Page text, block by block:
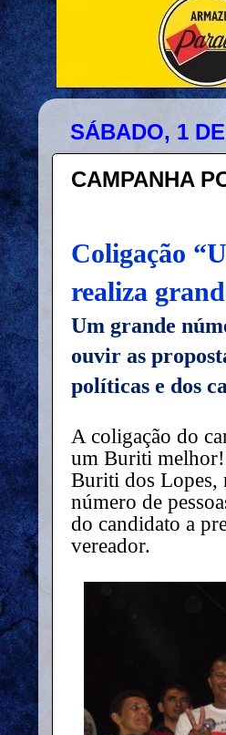
SÁBADO, 1
CAMPANHA
Coligação
realiza
Um grande
ouvir as
políticas e dos
A coligação do
um Buriti
Buriti dos Lopes,
número de
do candidato a
vereador.